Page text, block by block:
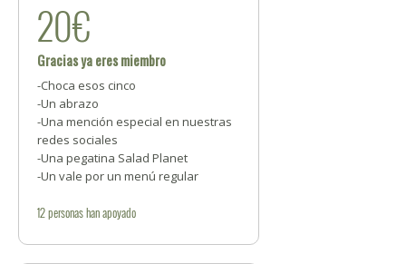
20€
Gracias ya eres miembro
-Choca esos cinco
-Un abrazo
-Una mención especial en nuestras
redes sociales
-Una pegatina Salad Planet
-Un vale por un menú regular
12personashan apoyado